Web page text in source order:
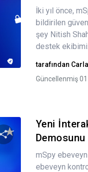
Bu makaleyi
İki yıl önce,
bildirilen
şey Nitish
destek
tarafından
Güncellenmiş
Bu makaleyi
Yeni
mSpy
ebeveyn